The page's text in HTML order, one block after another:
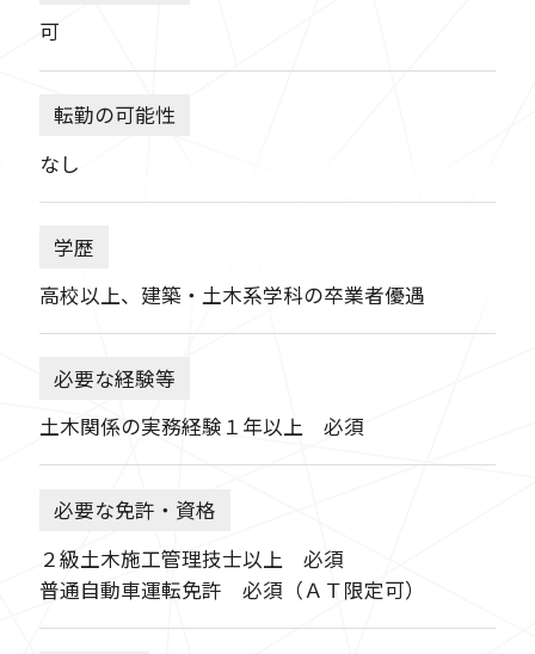
可
転勤の可能性
なし
学歴
高校以上、建築・土木系学科の卒業者優遇
必要な経験等
土木関係の実務経験１年以上 必須
必要な免許・資格
２級土木施工管理技士以上 必須
普通自動車運転免許 必須（ＡＴ限定可）